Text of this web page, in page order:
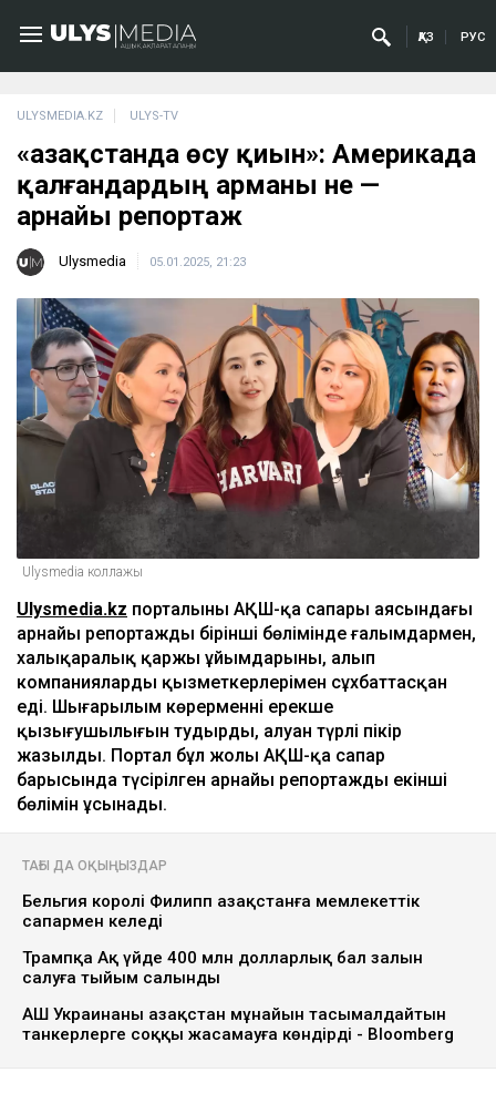
ҚАЗ РУС
ULYSMEDIA.KZ ULYS-TV
«Қазақстанда өсу қиын»: Америкада
қалғандардың арманы не —
арнайы репортаж
Ulysmedia 05.01.2025, 21:23
Ulysmedia коллажы
Ulysmedia.kz порталының АҚШ-қа сапары аясындағы
арнайы репортаждың бірінші бөлімінде ғалымдармен,
халықаралық қаржы ұйымдарының, алып
компаниялардың қызметкерлерімен сұхбаттасқан
едің. Шығарылым көрерменнің ерекше
қызығушылығын тудырды, алуан түрлі пікір
жазылды. Портал бұл жолы АҚШ-қа сапар
барысында түсірілген арнайы репортаждың екінші
бөлімін ұсынады.
ТАҒЫ ДА ОҚЫҢЫЗДАР
Бельгия королі Филипп Қазақстанға мемлекеттік
сапармен келеді
Трампқа Ақ үйде 400 млн долларлық бал залын
салуға тыйым салынды
АҚШ Украинаны Қазақстан мұнайын тасымалдайтын
танкерлерге соққы жасамауға көндірді - Bloomberg